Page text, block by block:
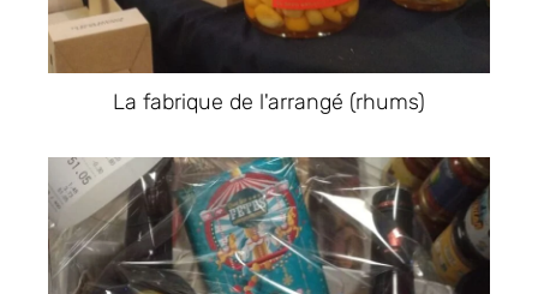
La fabrique de l'arrangé (rhums)